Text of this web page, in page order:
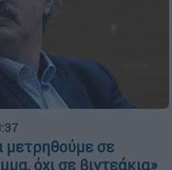
μετρηθούμε σε
όχι σε βιντεάκια»